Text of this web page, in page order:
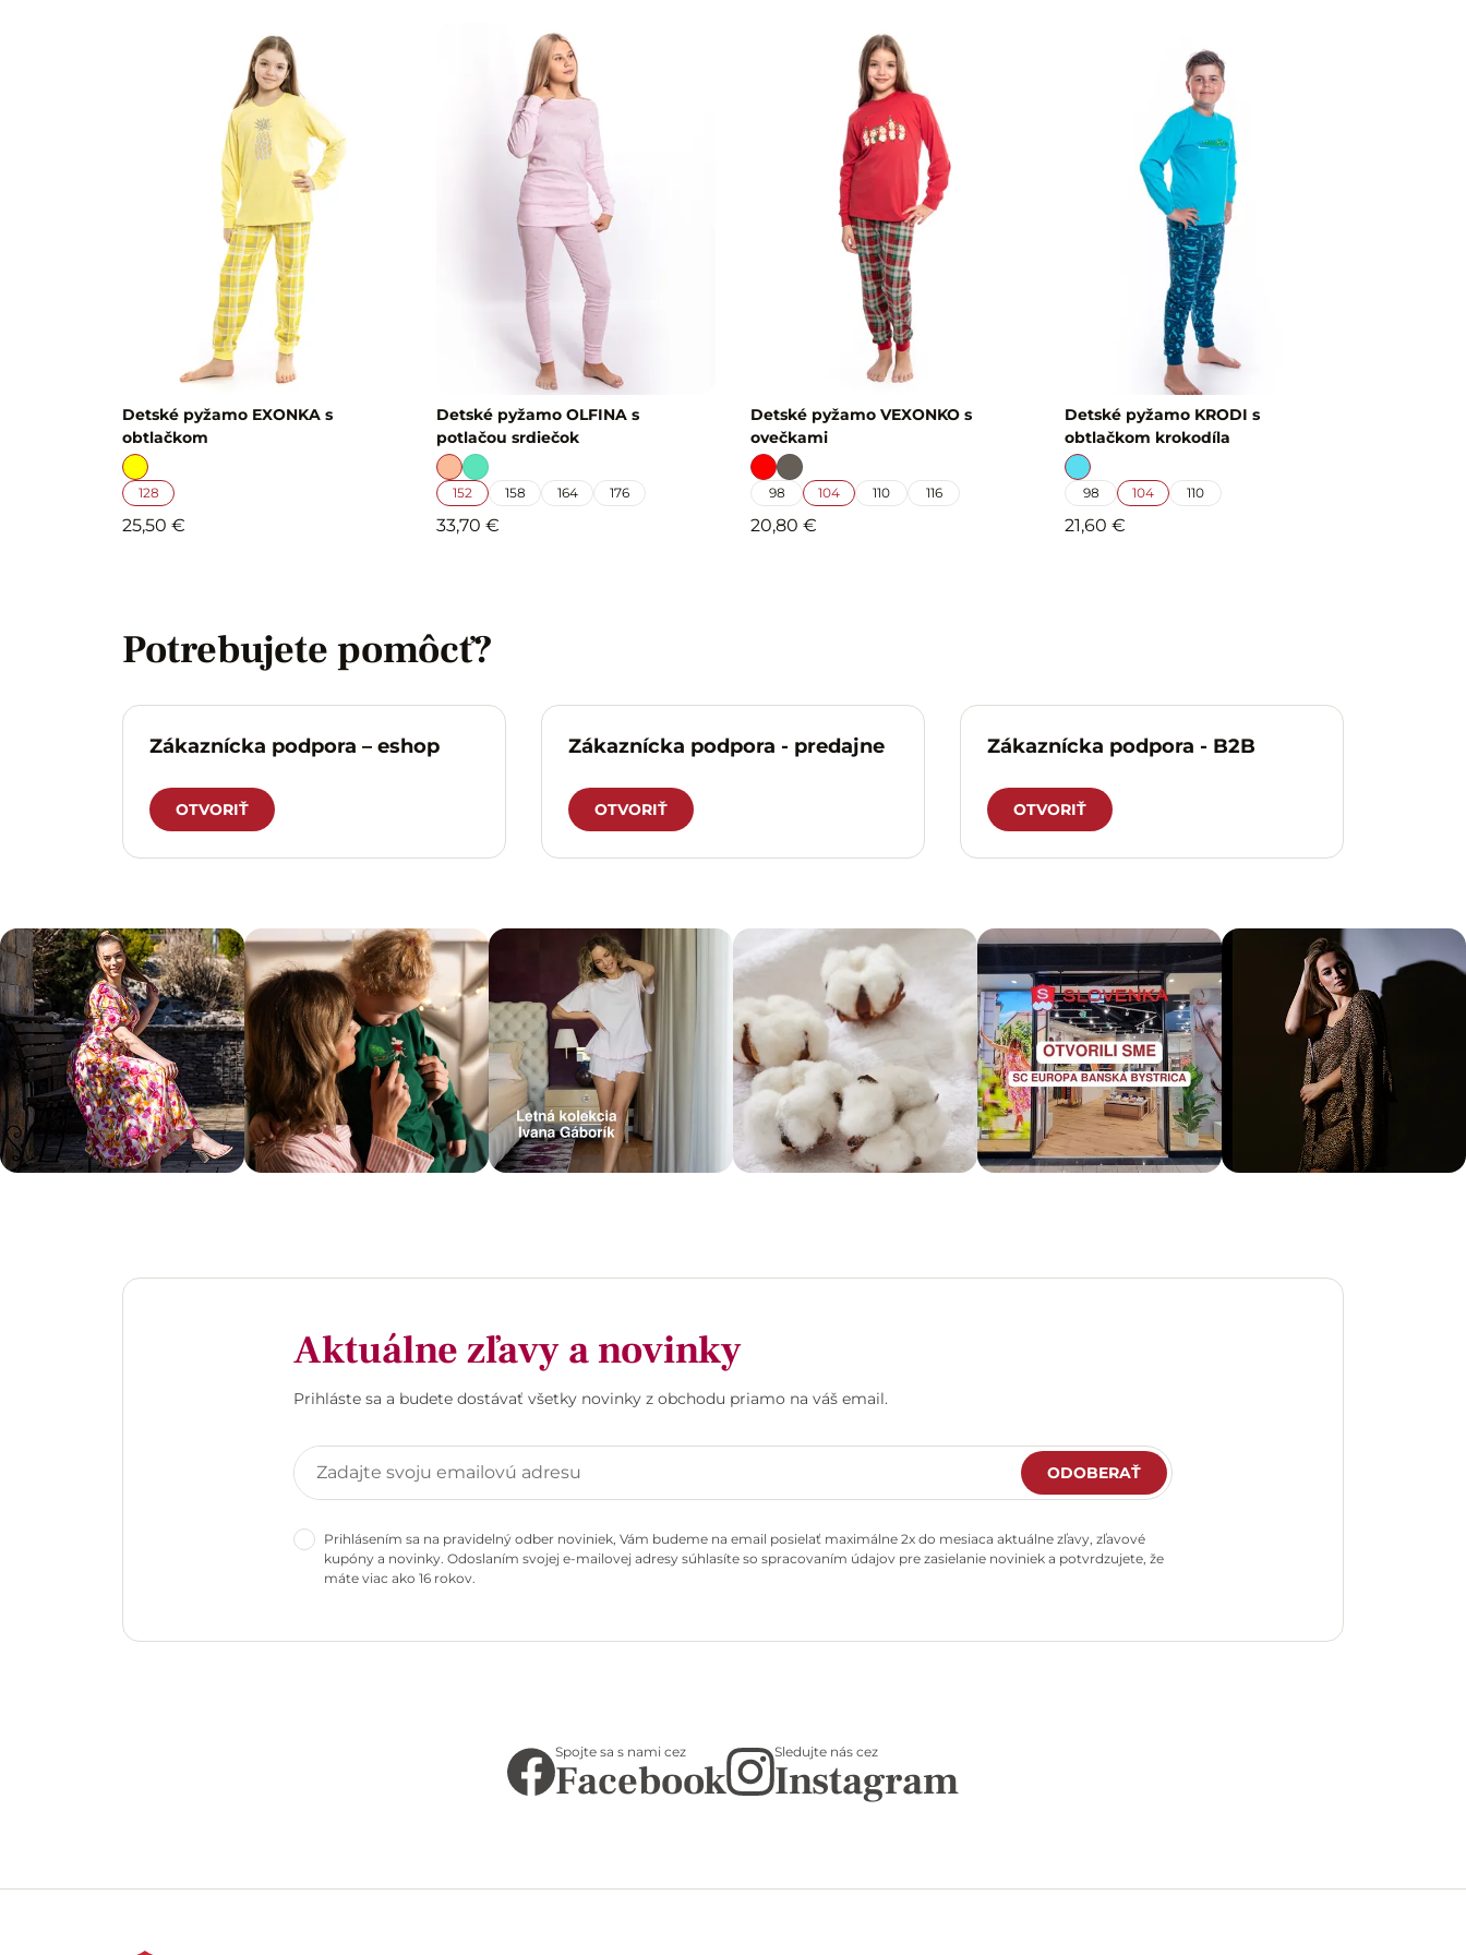
Detské pyžamo EXONKA s
obtlačkom
128
25,50 €
Detské pyžamo OLFINA s
potlačou srdiečok
152 158 164 176
33,70 €
Detské pyžamo VEXONKO s
ovečkami
98 104 110 116
20,80 €
Detské pyžamo KRODI s
obtlačkom krokodíla
98 104 110
21,60 €
Potrebujete pomôcť?
Zákaznícka podpora – eshop
OTVORIŤ
Zákaznícka podpora - predajne
OTVORIŤ
Zákaznícka podpora - B2B
OTVORIŤ
Aktuálne zľavy a novinky
Prihláste sa a budete dostávať všetky novinky z obchodu priamo na váš email.
ODOBERAŤ
Prihlásením sa na pravidelný odber noviniek, Vám budeme na email posielať maximálne 2x do mesiaca aktuálne zľavy, zľavové
kupóny a novinky. Odoslaním svojej e-mailovej adresy súhlasíte so spracovaním údajov pre zasielanie noviniek a potvrdzujete, že
máte viac ako 16 rokov.
Spojte sa s nami cez
Facebook
Sledujte nás cez
Instagram